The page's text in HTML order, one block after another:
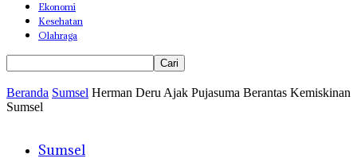
Ekonomi
Kesehatan
Olahraga
Beranda Sumsel Herman Deru Ajak Pujasuma Berantas Kemiskinan
Sumsel
Sumsel